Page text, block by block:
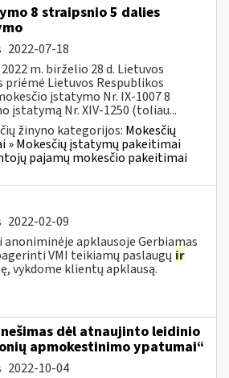
8 straipsnio 5 dalies
2022-07-18
m. birželio 28 d. Lietuvos
priėmė Lietuvos Respublikos
įstatymo Nr. IX-1007 8
įstatymą Nr. XIV-1250 (toliau...
žinyno kategorijos: Mokesčių
» Mokesčių įstatymų pakeitimai
pajamų mokesčio pakeitimai
2022-02-09
anoniminėje apklausoje Gerbiamas
VMI teikiamų paslaugų ir
vykdome klientų apklausą.
dėl atnaujinto leidinio
apmokestinimo ypatumai“
2022-10-04